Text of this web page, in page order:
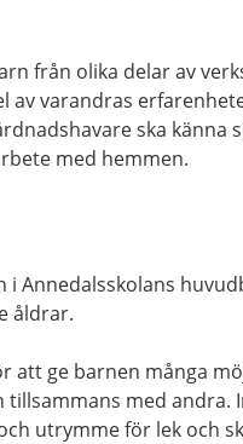
från olika delar av
av varandras
ska känna
med hemmen.
i Annedalsskolans
åldrar.
att ge barnen många
tillsammans med
utrymme för lek och